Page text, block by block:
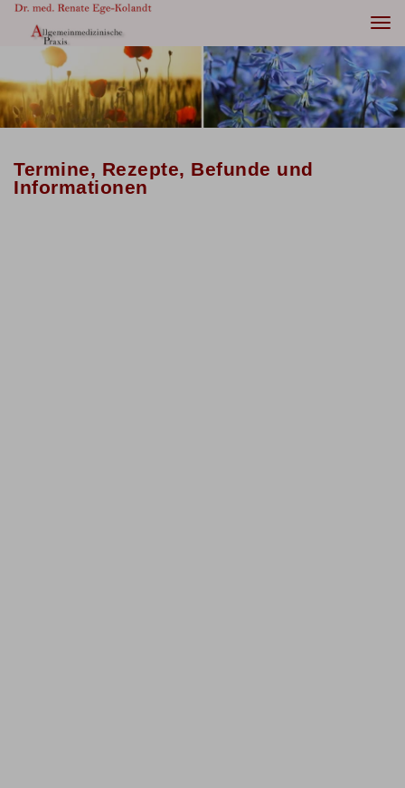
Termine, Rezepte, Befunde und
Informationen